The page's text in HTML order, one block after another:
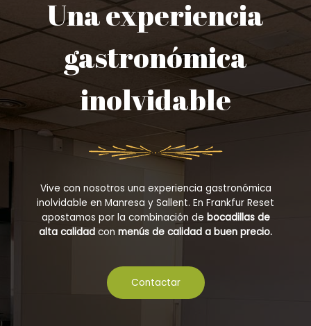
Una experiencia
gastronómica
inolvidable
Vive con nosotros una experiencia gastronómica
inolvidable en Manresa y Sallent. En Frankfur Reset
apostamos por la combinación de bocadillas de
alta calidad con menús de calidad a buen precio.
Contactar